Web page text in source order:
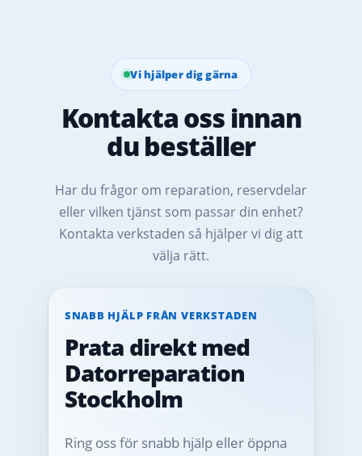
Vi hjälper dig gärna
Kontakta oss innan
du beställer
Har du frågor om reparation, reservdelar
eller vilken tjänst som passar din enhet?
Kontakta verkstaden så hjälper vi dig att
välja rätt.
SNABB HJÄLP FRÅN VERKSTADEN
Prata direkt med
Datorreparation
Stockholm
Ring oss för snabb hjälp eller öppna